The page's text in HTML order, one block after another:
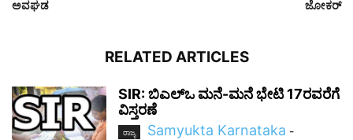
ಅವಘಡ
ಜೋಕರ್‌
RELATED ARTICLES
SIR: ಬಿಎಲ್ಒ ಮನೆ-ಮನೆ ಭೇಟಿ 17ರವರೆಗೆ
ವಿಸ್ತರಣೆ
ರಾಜ್ಯ Samyukta Karnataka -